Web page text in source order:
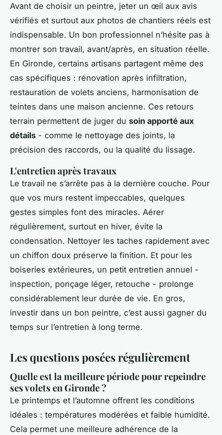
Avant de choisir un peintre, jeter un œil aux avis
vérifiés et surtout aux photos de chantiers réels est
indispensable. Un bon professionnel n’hésite pas à
montrer son travail, avant/après, en situation réelle.
En Gironde, certains artisans partagent même des
cas spécifiques : rénovation après infiltration,
restauration de volets anciens, harmonisation de
teintes dans une maison ancienne. Ces retours
terrain permettent de juger du soin apporté aux
détails - comme le nettoyage des joints, la
précision des raccords, ou la qualité du lissage.
L'entretien après travaux
Le travail ne s’arrête pas à la dernière couche. Pour
que vos murs restent impeccables, quelques
gestes simples font des miracles. Aérer
régulièrement, surtout en hiver, évite la
condensation. Nettoyer les taches rapidement avec
un chiffon doux préserve la finition. Et pour les
boiseries extérieures, un petit entretien annuel -
inspection, ponçage léger, retouche - prolonge
considérablement leur durée de vie. En gros,
investir dans un bon peintre, c’est aussi gagner du
temps sur l’entretien à long terme.
Les questions posées régulièrement
Quelle est la meilleure période pour repeindre
ses volets en Gironde ?
Le printemps et l’automne offrent les conditions
idéales : températures modérées et faible humidité.
Cela permet une meilleure adhérence de la